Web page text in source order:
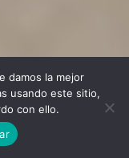
damos la mejor
usando este sitio,
con ello.